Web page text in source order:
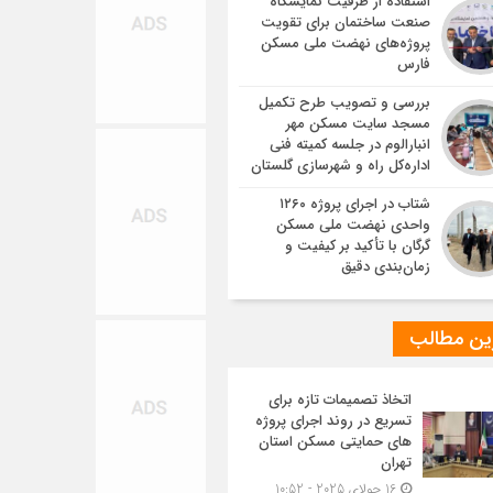
صنعت ساختمان برای تقویت
پروژه‌های نهضت ملی مسکن
فارس
بررسی و تصویب طرح تکمیل
مسجد سایت مسکن مهر
انبارالوم در جلسه کمیته فنی
اداره‌کل راه و شهرسازی گلستان
شتاب در اجرای پروژه ۱۲۶۰
واحدی نهضت ملی مسکن
گرگان با تأکید بر کیفیت و
زمان‌بندی دقیق
مطالب
اتخاذ تصمیمات تازه برای
تسریع در روند اجرای پروژه
های حمایتی مسکن استان
تهران